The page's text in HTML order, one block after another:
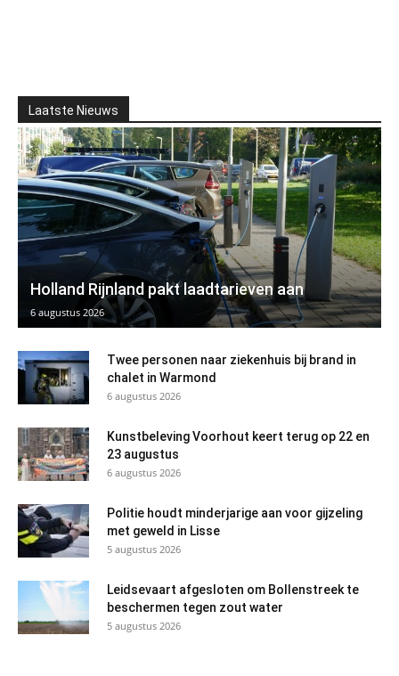
Laatste Nieuws
Holland Rijnland pakt laadtarieven aan
6 augustus 2026
Twee personen naar ziekenhuis bij brand in
chalet in Warmond
6 augustus 2026
Kunstbeleving Voorhout keert terug op 22 en
23 augustus
6 augustus 2026
Politie houdt minderjarige aan voor gijzeling
met geweld in Lisse
5 augustus 2026
Leidsevaart afgesloten om Bollenstreek te
beschermen tegen zout water
5 augustus 2026